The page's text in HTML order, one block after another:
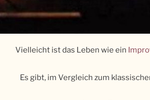
Vielleicht ist das Leben wie ein
Es gibt, im Vergleich zum